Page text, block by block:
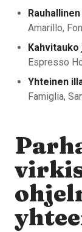
Amarillo,
Kahvitauko
Espresso
Yhteinen
Famiglia,